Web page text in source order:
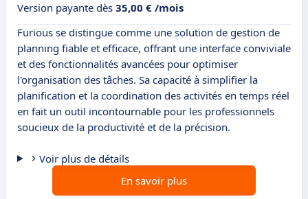
Version payante dès 35,00 € /mois
Furious se distingue comme une solution de gestion de
planning fiable et efficace, offrant une interface conviviale
et des fonctionnalités avancées pour optimiser
l'organisation des tâches. Sa capacité à simplifier la
planification et la coordination des activités en temps réel
en fait un outil incontournable pour les professionnels
soucieux de la productivité et de la précision.
Voir plus de détails
En savoir plus